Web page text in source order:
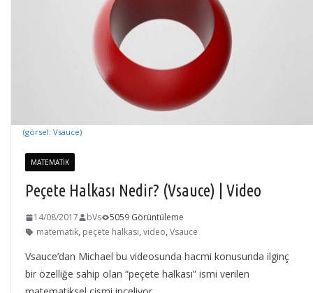
(görsel: Vsauce)
MATEMATIK
Peçete Halkası Nedir? (Vsauce) | Video
14/08/2017 bVs
5059 Görüntüleme
matematik, peçete halkası, video, Vsauce
Vsauce’dan Michael bu videosunda hacmi konusunda ilginç
bir özelliğe sahip olan “peçete halkası” ismi verilen